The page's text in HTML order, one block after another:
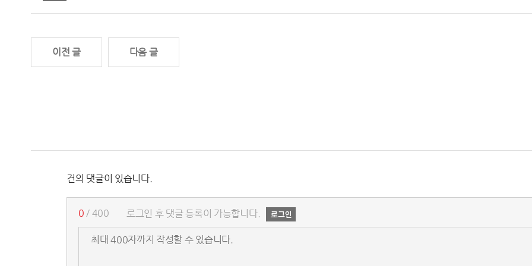
이전 글 다음 글
건의 댓글이 있습니다.
로그인 후 댓글 등록이 가능합니다.
0 / 400